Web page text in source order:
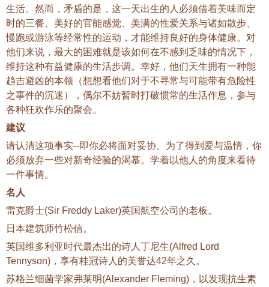
生活。然而，矛盾的是，这一天出生的人必须借着美味而定
时的三餐、美好的官能感觉、美满的性爱关系与诸如散步、
慢跑或游泳等经常性的运动，才能维持良好的身体健康。对
他们来说，最大的困难就是该如何在不感到乏味的情况下，
维持这种有益健康的生活步调。幸好，他们天生拥有一种能
趋吉避凶的本领（想想看他们对于不寻常与可能带有危险性
之事件的沉迷），偶尔不妨暂时打破惯常的生活作息，参与
各种狂欢作乐的聚会。
建议
请认清这项事实--即你必将面对妥协。为了得到爱与温情，你
必须放弃一些对新奇经验的渴慕。学着以他人的角度来看待
一件事情。
名人
雷克爵士(Sir Freddy Laker)英国航空公司的老板。
日本建筑师竹松信。
英国维多利亚时代最杰出的诗人丁尼生(Alfred Lord
Tennyson)，享有桂冠诗人的美誉达42年之久。
苏格兰细菌学家弗莱明(Alexander Fleming)，以发现抗生素